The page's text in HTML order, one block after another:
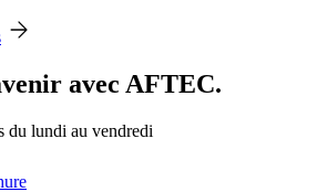
avec AFTEC.
du lundi au vendredi